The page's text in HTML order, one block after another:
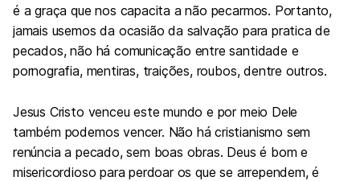
é a graça que nos capacita a não pecarmos. Portanto,
jamais usemos da ocasião da salvação para pratica de
pecados, não há comunicação entre santidade e
pornografia, mentiras, traições, roubos, dentre outros.
Jesus Cristo venceu este mundo e por meio Dele
também podemos vencer. Não há cristianismo sem
renúncia a pecado, sem boas obras. Deus é bom e
misericordioso para perdoar os que se arrependem, é